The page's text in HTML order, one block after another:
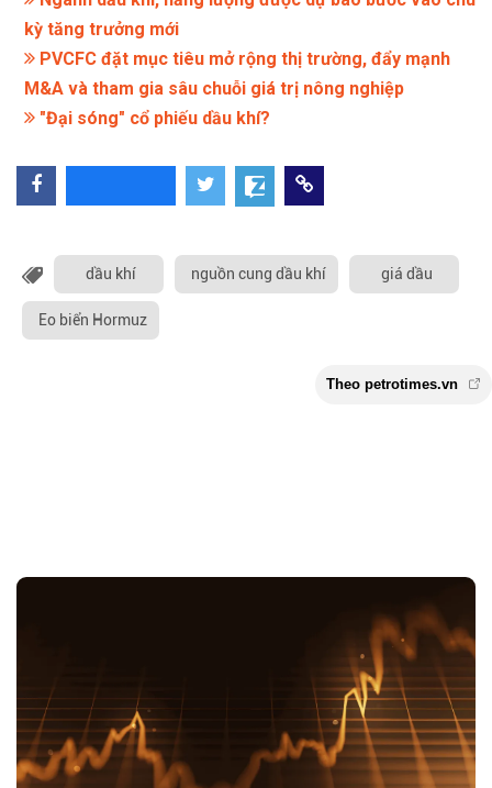
kỳ tăng trưởng mới
PVCFC đặt mục tiêu mở rộng thị trường, đẩy mạnh
M&A và tham gia sâu chuỗi giá trị nông nghiệp
"Đại sóng" cổ phiếu dầu khí?
dầu khí nguồn cung dầu khí giá dầu
Eo biển Hormuz